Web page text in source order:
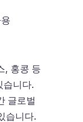
, 홍콩 등
습니다.
글로벌
습니다.